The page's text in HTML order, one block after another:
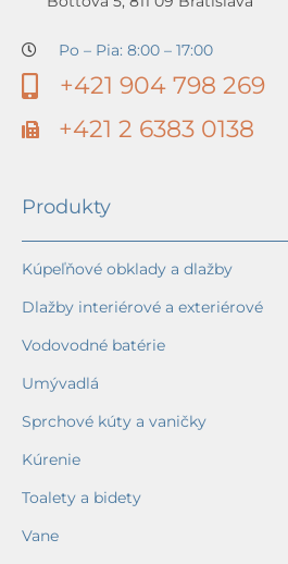
Po – Pia: 8:00 – 17:00
+421 904 798 269
+421 2 6383 0138
Produkty
Kúpeľňové obklady a dlažby
Dlažby interiérové a exteriérové
Vodovodné batérie
Umývadlá
Sprchové kúty a vaničky
Kúrenie
Toalety a bidety
Vane